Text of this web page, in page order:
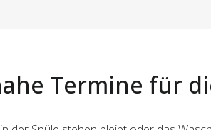
Termine für